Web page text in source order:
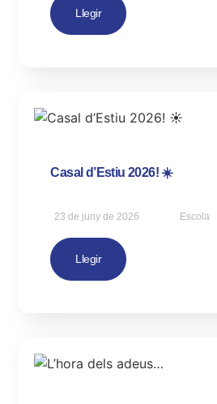
Llegir
Casal d’Estiu 2026! ☀️
23 de juny de 2026 Escola
Llegir